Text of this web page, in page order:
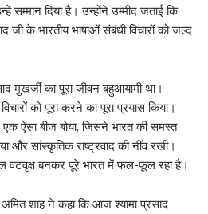
सम्मान दिया है। उन्होंने उम्मीद जताई कि
जी के भारतीय भाषाओं संबंधी विचारों को जल्द
मुखर्जी का पूरा जीवन बहुआयामी था।
को पूरा करने का पूरा प्रयास किया।
ऐसा बीज बोया, जिसने भारत की समस्त
और सांस्कृतिक राष्ट्रवाद की नींव रखी।
वटवृक्ष बनकर पूरे भारत में फल-फूल रहा है।
अमित शाह ने कहा कि आज श्यामा प्रसाद